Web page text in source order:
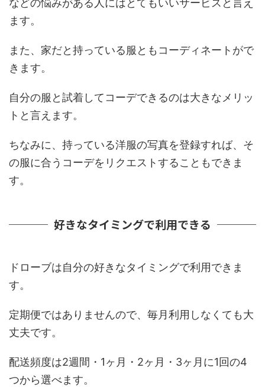
などの悩みがある人にはとてもいいサービスと言え
ます。
また、家だと持っている服ともコーディネートがで
きます。
自分の服と試着してコーデできるのは大きなメリッ
トと言えます。
ちなみに、持っている洋服の写真を登録すれば、そ
の服に合うコーデをリクエストすることもできま
す。
好きなタイミングで利用できる
ドローブは自分の好きなタイミングで利用できま
す。
定期便ではありませんので、毎月利用しなくても大
丈夫です。
配送頻度は2週間・1ヶ月・2ヶ月・3ヶ月に1回の4
つから選べます。